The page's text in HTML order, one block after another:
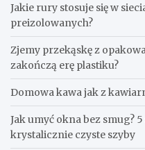
Jakie rury stosuje się w
preizolowanych?
Zjemy przekąskę z
zakończą erę plastiku?
​Domowa kawa jak z
Jak umyć okna bez smug?
krystalicznie czyste szyby